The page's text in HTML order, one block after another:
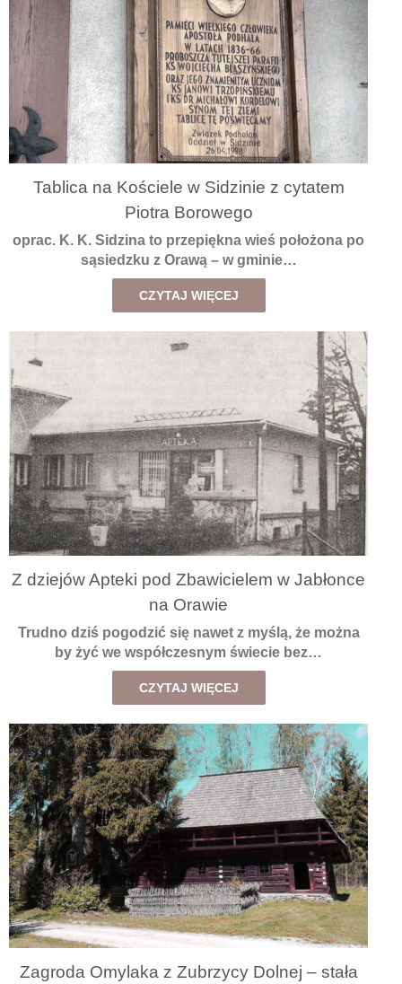
Tablica na Kościele w Sidzinie z cytatem
Piotra Borowego
oprac. K. K. Sidzina to przepiękna wieś położona po
sąsiedzku z Orawą – w gminie…
CZYTAJ WIĘCEJ
Z dziejów Apteki pod Zbawicielem w Jabłonce
na Orawie
Trudno dziś pogodzić się nawet z myślą, że można
by żyć we współczesnym świecie bez…
CZYTAJ WIĘCEJ
Zagroda Omylaka z Zubrzycy Dolnej – stała